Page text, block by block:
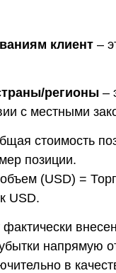
клиент –
регионы –
с местными
стоимость
позиции.
(USD) =
USD.
напрямую
в